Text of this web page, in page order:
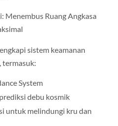
Menembus Ruang Angkasa
sistem keamanan
termasuk:
System
debu kosmik
untuk melindungi kru dan